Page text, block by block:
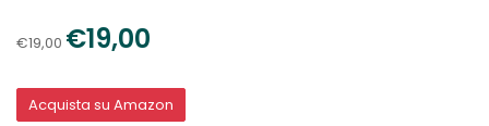
€19,00 €19,00
Acquista su Amazon